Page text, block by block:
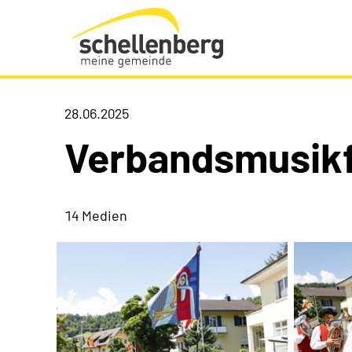
Gemeinde Schellenberg Startseite
28.06.2025
14 Medien